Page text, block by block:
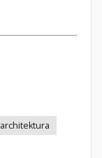
architektura